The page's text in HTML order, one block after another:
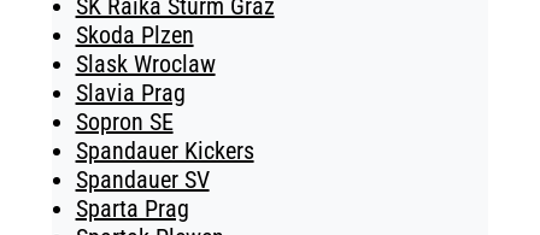
SK Raika Sturm Graz
Skoda Plzen
Slask Wroclaw
Slavia Prag
Sopron SE
Spandauer Kickers
Spandauer SV
Sparta Prag